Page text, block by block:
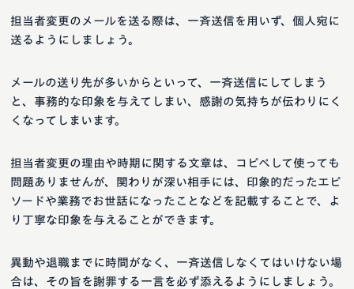
担当者変更のメールを送る際は、一斉送信を用いず、個人宛に
送るようにしましょう。
メールの送り先が多いからといって、一斉送信にしてしまう
と、事務的な印象を与えてしまい、感謝の気持ちが伝わりにく
くなってしまいます。
担当者変更の理由や時期に関する文章は、コピペして使っても
問題ありませんが、関わりが深い相手には、印象的だったエピ
ソードや業務でお世話になったことなどを記載することで、よ
り丁寧な印象を与えることができます。
異動や退職までに時間がなく、一斉送信しなくてはいけない場
合は、その旨を謝罪する一言を必ず添えるようにしましょう。